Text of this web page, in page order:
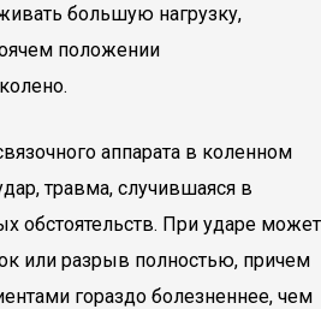
большую нагрузку,
положении
аппарата в коленном
травма, случившаяся в
обстоятельств. При ударе может
или разрыв полностью, причем
гораздо болезненнее, чем